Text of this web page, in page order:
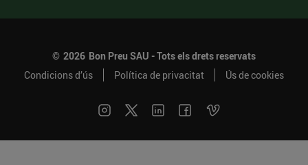
© 2026 Bon Preu SAU - Tots els drets reservats
Condicions d’ús
Política de privacitat Ús de cookies